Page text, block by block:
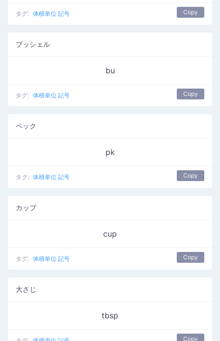
タグ: 体積単位 記号 Copy
ブッシェル
bu
タグ: 体積単位 記号 Copy
ペック
pk
タグ: 体積単位 記号 Copy
カップ
cup
タグ: 体積単位 記号 Copy
大さじ
tbsp
Copy